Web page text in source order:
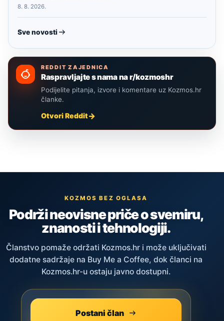
8. 8. 2026.
Sve novosti
REDDIT ZAJEDNICA
Raspravljajte s nama na r/kozmoshr
Podijelite pitanja, izvore i komentare uz Kozmos.hr
članke.
Otvori Reddit
KOZMOS BEZ OGLASA
Podrži neovisne priče o svemiru,
znanosti i tehnologiji.
Članstvo pomaže održati Kozmos.hr i može uključivati
dodatne sadržaje na Buy Me a Coffee, dok članci na
Kozmos.hr-u ostaju javno dostupni.
Postani član